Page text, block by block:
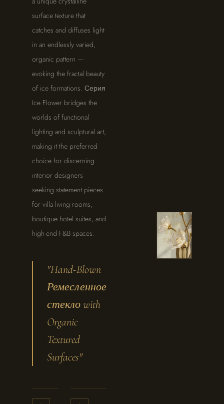
surface texture that
catches and diffuses light
in an endlessly varied,
organic pattern —
evoking the fractal beauty
of ice formations. Серия
Ice Flower bridges the
worlds of functional
lighting and sculptural art,
making it the preferred
choice for discerning
interior designers
seeking statement pieces
for villa living rooms,
boutique hotel suites, and
high-end F&B spaces.
"Hand-Blown
Ремесленное
стекло with
Organic
Textured
Surfaces"
ICE
FLOWER
· DETAIL
STUDY